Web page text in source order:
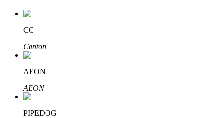
Auto Invest
Grijp langetermijnwinst en flexibele belangen
CC
Canton
AEON
AEON
PIPEDOG